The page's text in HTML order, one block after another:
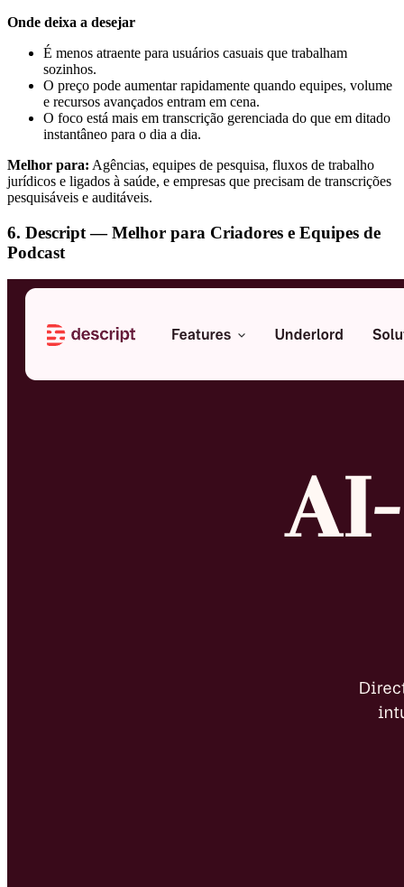
Onde deixa a desejar
É menos atraente para usuários casuais que trabalham
sozinhos.
O preço pode aumentar rapidamente quando equipes, volume
e recursos avançados entram em cena.
O foco está mais em transcrição gerenciada do que em ditado
instantâneo para o dia a dia.
Melhor para: Agências, equipes de pesquisa, fluxos de trabalho
jurídicos e ligados à saúde, e empresas que precisam de transcrições
pesquisáveis e auditáveis.
6. Descript — Melhor para Criadores e Equipes de
Podcast